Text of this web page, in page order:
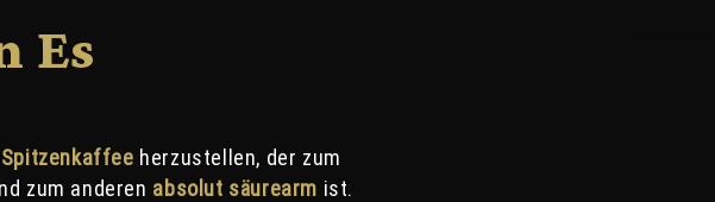
Es
Spitzenkaffee herzustellen, der zum
zum anderen absolut säurearm ist.